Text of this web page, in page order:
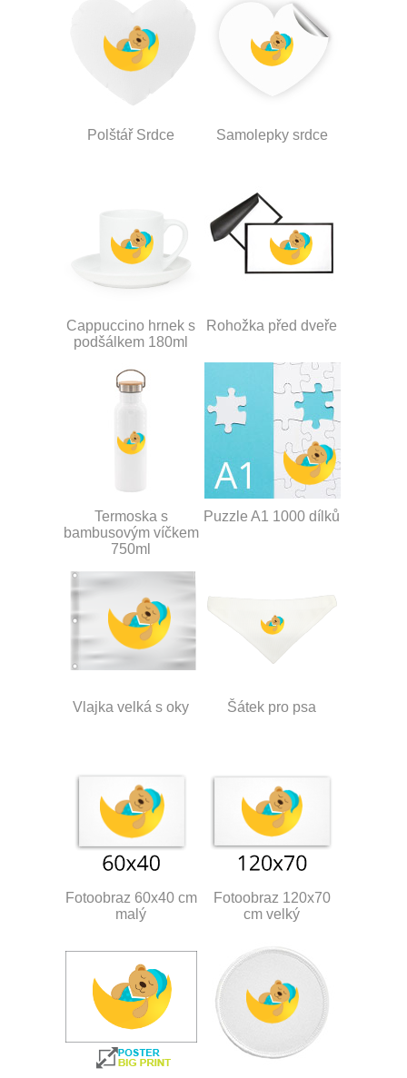
Polštář Srdce Samolepky srdce
Cappuccino hrnek s
podšálkem 180ml
Rohožka před dveře
Termoska s
bambusovým víčkem
750ml
Puzzle A1 1000 dílků
Vlajka velká s oky Šátek pro psa
Fotoobraz 60x40 cm
malý
Fotoobraz 120x70
cm velký